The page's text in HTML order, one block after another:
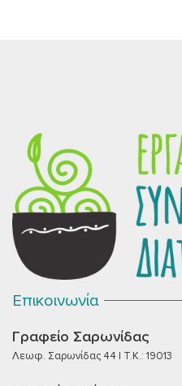
Επικοινωνία
Γραφείο Σαρωνίδας
Λεωφ. Σαρωνίδας 44 | T.K.: 19013